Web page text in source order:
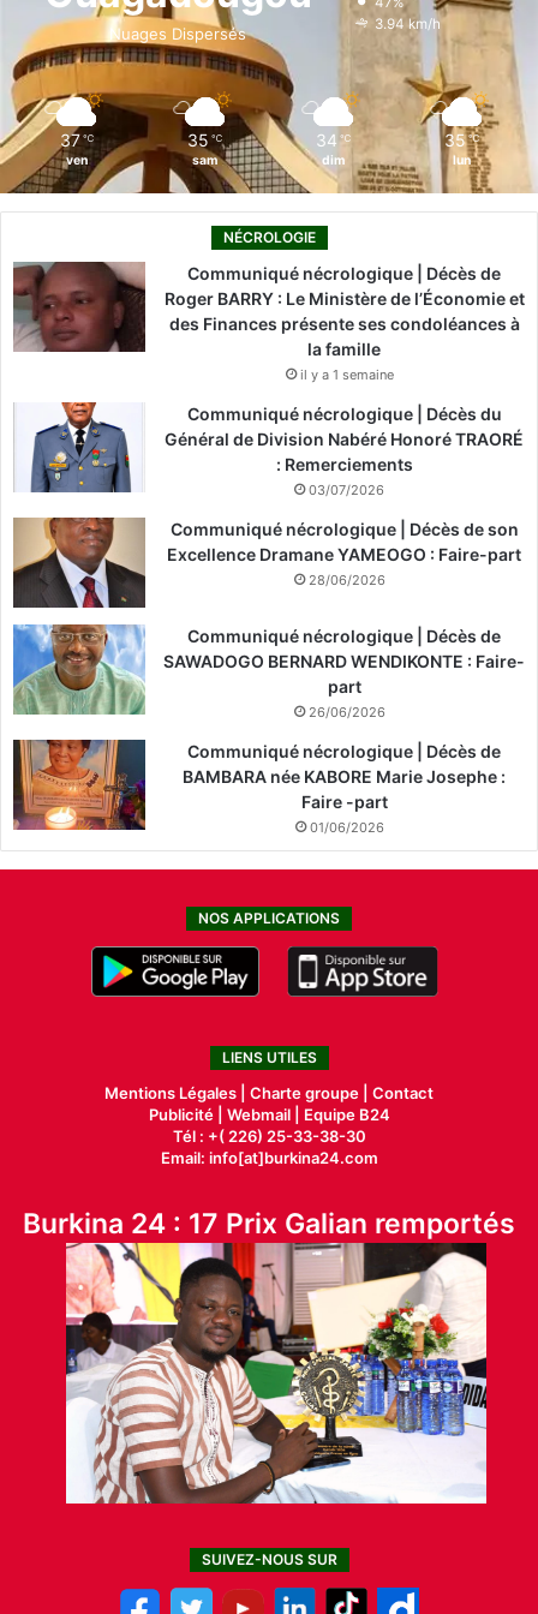
o
k
i
n
r
Nuages Dispersés
3.94 km/h
37 ℃
ven
35 ℃
sam
34 ℃
dim
35 ℃
lun
NÉCROLOGIE
Communiqué nécrologique | Décès de
Roger BARRY : Le Ministère de l’Économie et
des Finances présente ses condoléances à
la famille
il y a 1 semaine
Communiqué nécrologique | Décès du
Général de Division Nabéré Honoré TRAORÉ
: Remerciements
03/07/2026
Communiqué nécrologique | Décès de son
Excellence Dramane YAMEOGO : Faire-part
28/06/2026
Communiqué nécrologique | Décès de
SAWADOGO BERNARD WENDIKONTE : Faire-
part
26/06/2026
Communiqué nécrologique | Décès de
BAMBARA née KABORE Marie Josephe :
Faire -part
01/06/2026
NOS APPLICATIONS
LIENS UTILES
Mentions Légales | Charte groupe | Contact
Publicité| Webmail |
Equipe B24
Tél : +( 226) 25-33-38-30
Email: info[at]burkina24.com
Burkina 24 : 17 Prix Galian remportés
SUIVEZ-NOUS SUR